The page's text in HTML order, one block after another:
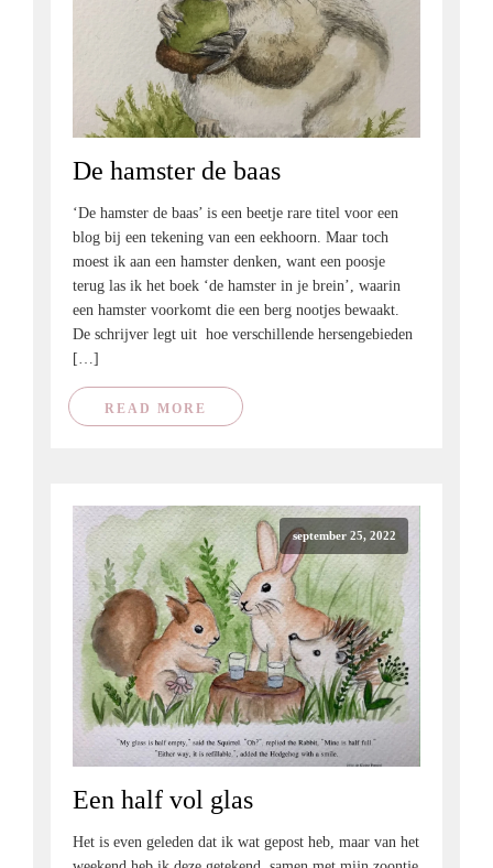
De hamster de baas
‘De hamster de baas’ is een beetje rare titel voor een
blog bij een tekening van een eekhoorn. Maar toch
moest ik aan een hamster denken, want een poosje
terug las ik het boek ‘de hamster in je brein’, waarin
een hamster voorkomt die een berg nootjes bewaakt.
De schrijver legt uit hoe verschillende hersengebieden
[…]
READ MORE
september 25, 2022
Een half vol glas
Het is even geleden dat ik wat gepost heb, maar van het